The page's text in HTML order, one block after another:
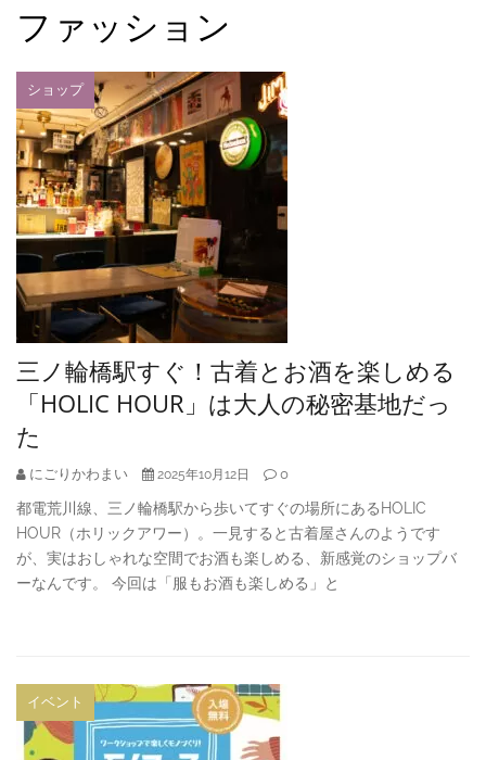
ファッション
ショップ
三ノ輪橋駅すぐ！古着とお酒を楽しめる
「HOLIC HOUR」は大人の秘密基地だっ
た
にごりかわまい 2025年10月12日 0
都電荒川線、三ノ輪橋駅から歩いてすぐの場所にあるHOLIC
HOUR（ホリックアワー）。一見すると古着屋さんのようです
が、実はおしゃれな空間でお酒も楽しめる、新感覚のショップバ
ーなんです。 今回は「服もお酒も楽しめる」と
イベント